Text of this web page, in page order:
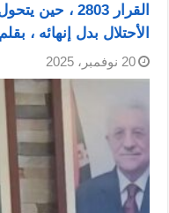
القرار 2803 ،
الأحتلال بدل إنهائه ،
20 نوفمبر، 2025